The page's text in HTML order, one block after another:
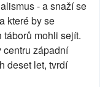
- a snaží se
které by se
mohli sejít.
západní
deset let, tvrdí